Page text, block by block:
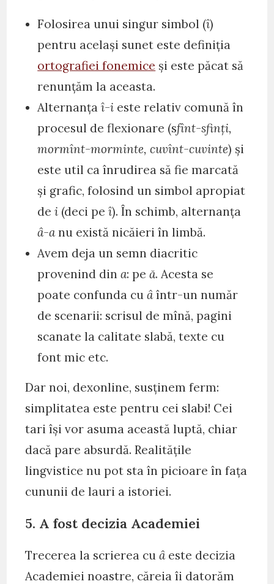
Folosirea unui singur simbol (î)
pentru același sunet este definiția
ortografiei fonemice și este păcat să
renunțăm la aceasta.
Alternanțaî-i este relativ comună în
procesul de flexionare (sfînt-sfinți,
mormînt-morminte, cuvînt-cuvinte) și
este util ca înrudirea să fie marcată
și grafic, folosind un simbol apropiat
dei (deci peî). În schimb, alternanța
â-anu există nicăieri în limbă.
Avem deja un semn diacritic
provenind dina: peă. Acesta se
poate confunda cuâîntr-un număr
de scenarii: scrisul de mînă, pagini
scanate la calitate slabă, texte cu
font mic etc.
Dar noi, dexonline, susținem ferm:
simplitatea este pentru cei slabi! Cei
tari își vor asuma această luptă, chiar
dacă pare absurdă. Realitățile
lingvistice nu pot sta în picioare în fața
cununii de lauri a istoriei.
5. A fost decizia Academiei
Trecerea la scrierea cuâeste decizia
Academiei noastre, căreia îi datorăm